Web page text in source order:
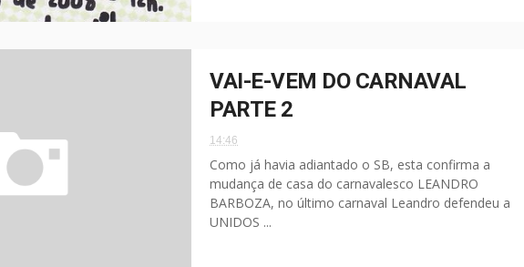
VAI-E-VEM DO CARNAVAL
PARTE 2
14:46
Como já havia adiantado o SB, esta confirma a
mudança de casa do carnavalesco LEANDRO
BARBOZA, no último carnaval Leandro defendeu a
UNIDOS ...